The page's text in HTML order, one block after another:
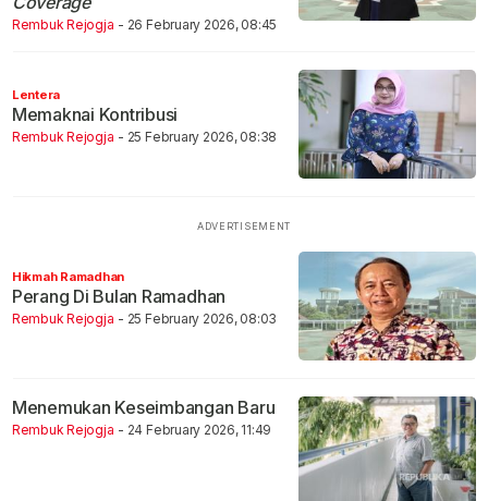
Rembuk Rejogja - 26 February 2026, 08:45
Lentera
Memaknai Kontribusi
Rembuk Rejogja - 25 February 2026, 08:38
Hikmah Ramadhan
Perang Di Bulan Ramadhan
Rembuk Rejogja - 25 February 2026, 08:03
Menemukan Keseimbangan Baru
Rembuk Rejogja - 24 February 2026, 11:49